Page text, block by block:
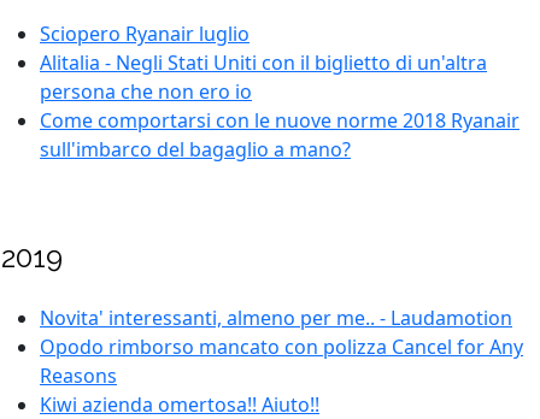
Sciopero Ryanair luglio
Alitalia - Negli Stati Uniti con il biglietto di un'altra
persona che non ero io
Come comportarsi con le nuove norme 2018 Ryanair
sull'imbarco del bagaglio a mano?
2019
Novita' interessanti, almeno per me.. - Laudamotion
Opodo rimborso mancato con polizza Cancel for Any
Reasons
Kiwi azienda omertosa!! Aiuto!!